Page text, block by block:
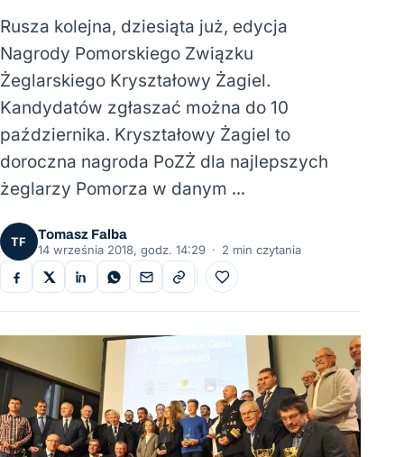
Rusza kolejna, dziesiąta już, edycja
Nagrody Pomorskiego Związku
Żeglarskiego Kryształowy Żagiel.
Kandydatów zgłaszać można do 10
października. Kryształowy Żagiel to
doroczna nagroda PoZŻ dla najlepszych
żeglarzy Pomorza w danym …
TF
Tomasz Falba
14 września 2018, godz. 14:29 · 2 min czytania
Do ulubionych